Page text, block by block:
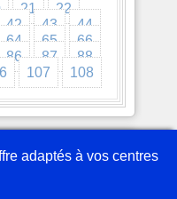
21
22
42 43
44
64 65
66
86 87
88
107 108
Mentions légales
siteadaptés à vos centres